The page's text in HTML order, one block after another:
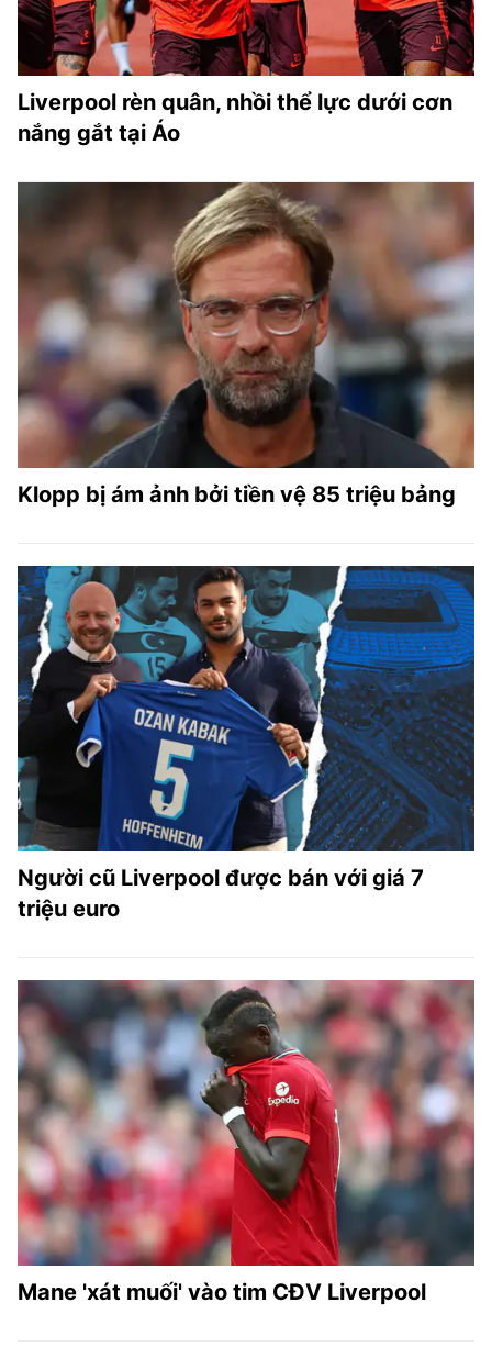
Liverpool rèn quân, nhồi thể lực dưới cơn
nắng gắt tại Áo
Klopp bị ám ảnh bởi tiền vệ 85 triệu bảng
Người cũ Liverpool được bán với giá 7
triệu euro
Mane 'xát muối' vào tim CĐV Liverpool